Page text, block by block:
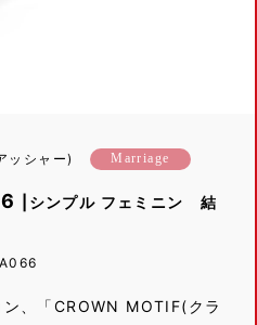
ッシャー) Marriage
|シンプル フェミニン 結
、「CROWN MOTIF(クラ